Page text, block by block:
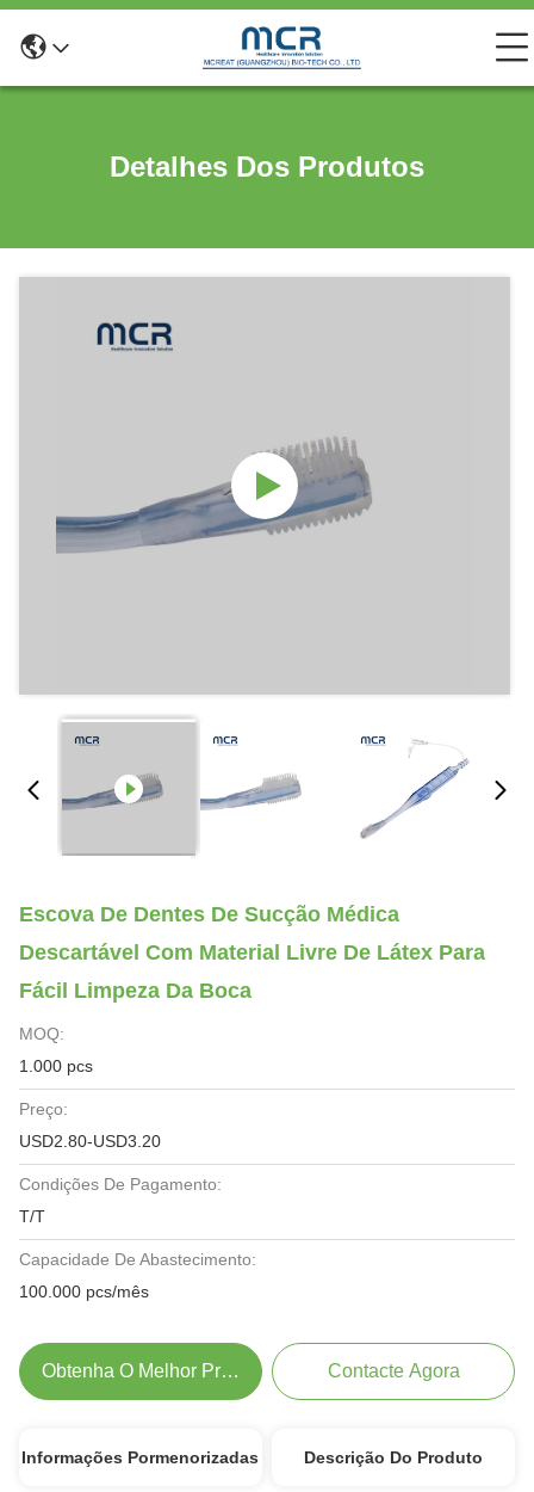
Detalhes Dos Produtos
Escova De Dentes De Sucção Médica
Descartável Com Material Livre De Látex Para
Fácil Limpeza Da Boca
MOQ:
1.000 pcs
Preço:
USD2.80-USD3.20
Condições De Pagamento:
T/T
Capacidade De Abastecimento:
100.000 pcs/mês
Obtenha O Melhor Preço Contacte Agora
Informações Pormenorizadas Descrição Do Produto